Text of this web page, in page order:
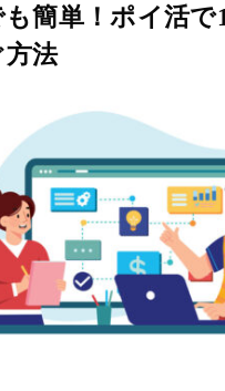
簡単！ポイ活で
方法